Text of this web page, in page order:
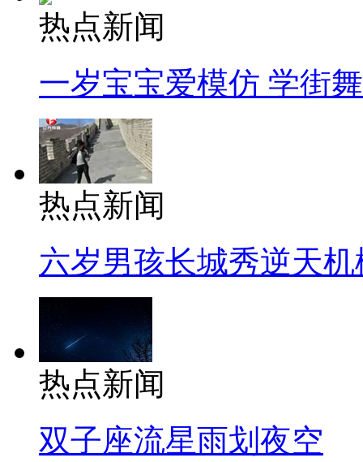
热点新闻
一岁宝宝爱模仿 学街
热点新闻
六岁男孩长城秀逆天机
热点新闻
双子座流星雨划夜空